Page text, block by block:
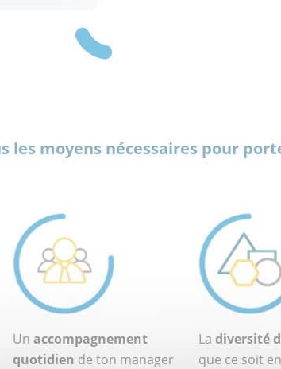
les moyens nécessaires pour
Un accompagnement
quotidien de ton manager
La diversité
que ce soit